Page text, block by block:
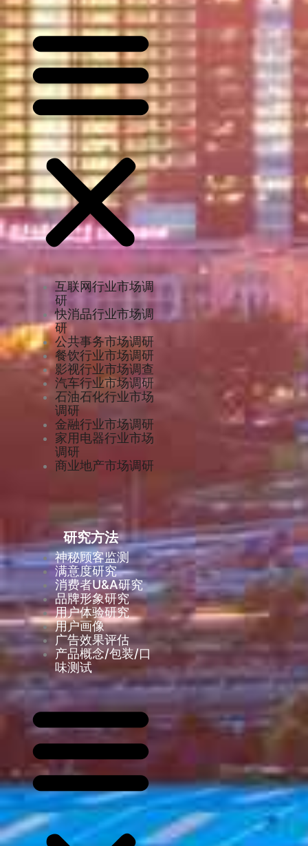
互联网行业市场调
研
快消品行业市场调
研
公共事务市场调研
餐饮行业市场调研
影视行业市场调查
汽车行业市场调研
石油石化行业市场
调研
金融行业市场调研
家用电器行业市场
调研
商业地产市场调研
研究方法
神秘顾客监测
满意度研究
消费者U&A研究
品牌形象研究
用户体验研究
用户画像
广告效果评估
产品概念/包装/口
味测试